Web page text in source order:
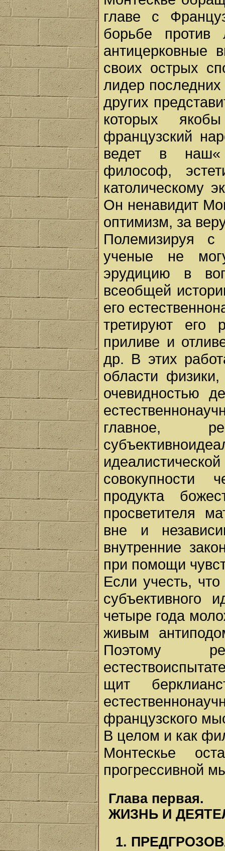
главе с
борьбе против
антицерковные
своих острых
лидер
других
которых
французский
ведет в наш«
философ,
католическому
Он ненавидит
оптимизм, за
Полемизируя с
ученые не
эрудицию в
всеобщей
его
третируют его
приливе и
др. В этих
области
очевидностью
главное,
совокупности
продукта
просветителя
вне и
внутренние
при помощи
Если учесть,
четыре года
живым
Поэтому
щит
французского
В целом и как
Монтескье
прогрессивной
Глава первая.
ЖИЗНЬ И
1.